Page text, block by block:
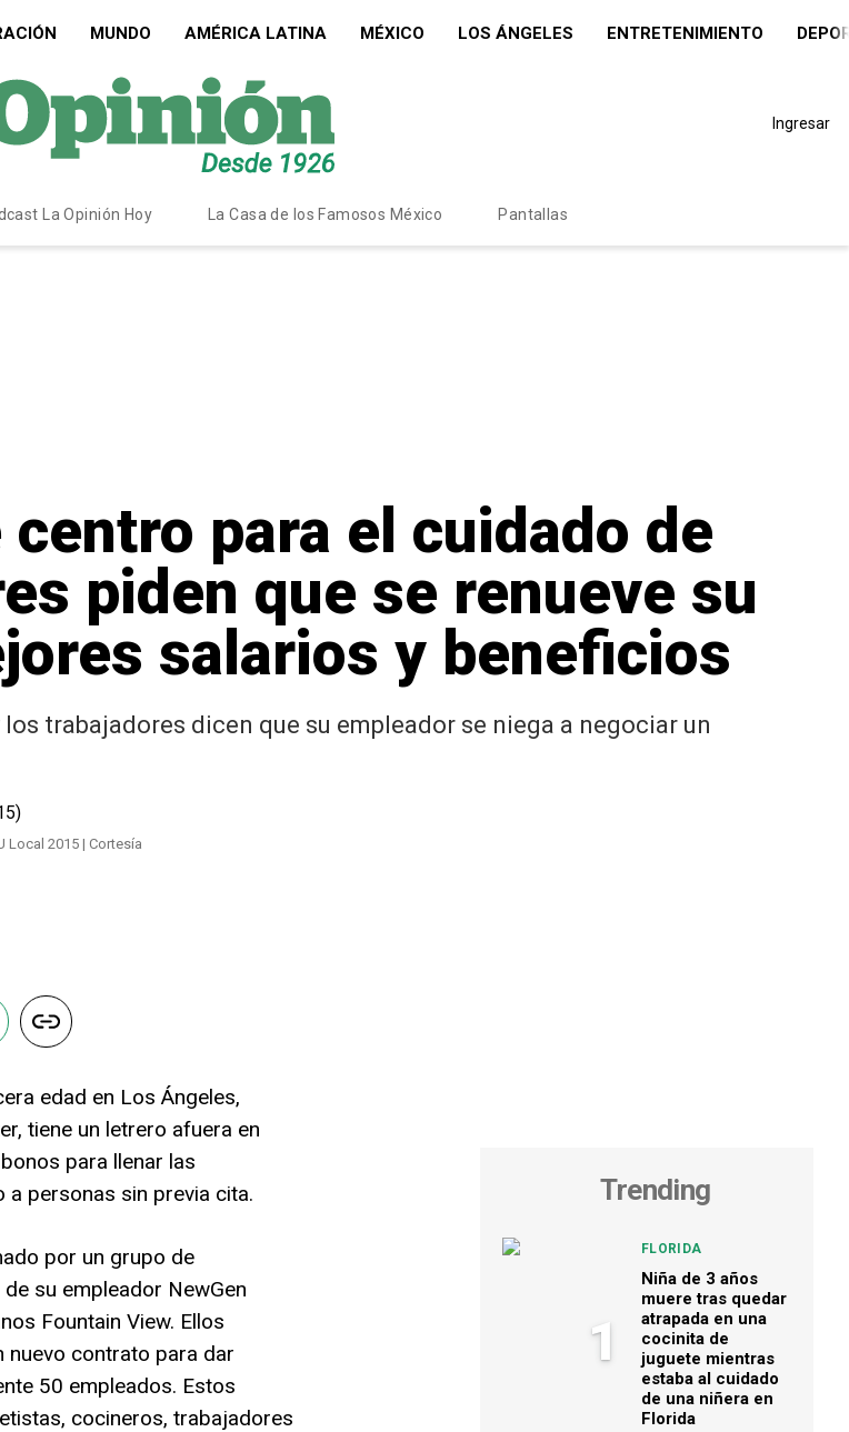
MUNDO AMÉRICA LATINA MÉXICO LOS ÁNGELES ENTRETENIMIENTO
Ingresar
La Opinión Hoy La Casa de los Famosos México Pantallas
para el cuidado de
piden que se renueve su
salarios y beneficios
trabajadores dicen que su empleador se niega a negociar un
Local 2015 | Cortesía
edad en Los Ángeles,
tiene un letrero afuera en
para llenar las
personas sin previa cita.
por un grupo de
su empleador NewGen
Fountain View. Ellos
nuevo contrato para dar
50 empleados. Estos
cocineros, trabajadores
Trending
1
FLORIDA
Niña de 3 años
muere tras quedar
atrapada en una
cocinita de
juguete mientras
estaba al cuidado
de una niñera en
Florida